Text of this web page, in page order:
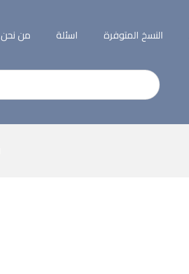
النسخ المتوفرة اسئلة من نحن